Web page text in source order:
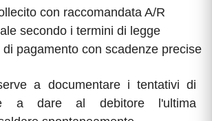
con raccomandata A/R
secondo i termini di legge
di pagamento con scadenze precise
a documentare i tentativi di
e a dare al debitore l'ultima